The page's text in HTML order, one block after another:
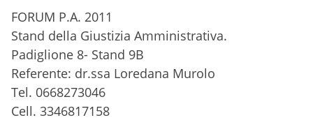
FORUM P.A. 2011
Stand della Giustizia Amministrativa.
Padiglione 8- Stand 9B
Referente: dr.ssa Loredana Murolo
Tel. 0668273046
Cell. 3346817158